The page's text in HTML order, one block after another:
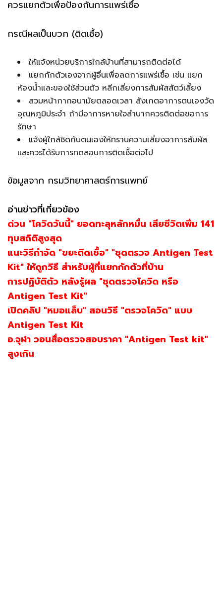
ควรแยกตัวเพื่อป้องกันการแพร่เชื้อ
กรณีผลเป็นบวก (ติดเชื้อ)
ให้แจ้งหน่วยบริการใกล้บ้านที่สามารถติดต่อได้
แยกกักตัวเองจากผู้อื่นเพื่อลดการแพร่เชื้อ เช่น แยก
ห้องน้ำและของใช้ส่วนตัว หลีกเลี่ยงการสัมผัสสัตว์เลี้ยง
สวมหน้ากากอนามัยตลอดเวลา สังเกตอาการตนเองวัด
อุณหภูมิประจำ ถ้ามีอาการหายใจลำบากควรติดต่อขอการ
รักษา
แจ้งผู้ใกล้ชิดกับตนเองให้ทราบความเสี่ยงอาการสัมผัส
และควรได้รับการทดสอบการติดเชื้อต่อไป
ข้อมูลจาก กรมวิทยาศาสตร์การแพทย์
อ่านข่าวที่เกี่ยวข้อง
ด่วน "โควิดวันนี้" ยอดทะลุหลักหมื่น เสียชีวิตเพิ่ม 141
ทุบสถิติสูงสุด
แนะวิธีกำจัด "ขยะติดเชื้อ" "ชุดตรวจ Antigen Test
Kit" ให้ถูกวิธี สำหรับผู้ที่แยกกักตัวที่บ้าน
การปฏิบัติตัว หลังรู้ผล "ชุดตรวจโควิด หรือ
Antigen Test Kit"
เปิดคลิป "หมอแล็บ" สอนวิธี "ตรวจโควิด" แบบ
Antigen Test Kit
อ.จุฬา วอนสื่อตรวจสอบราคา "Antigen Test kit"
สูงเกิน